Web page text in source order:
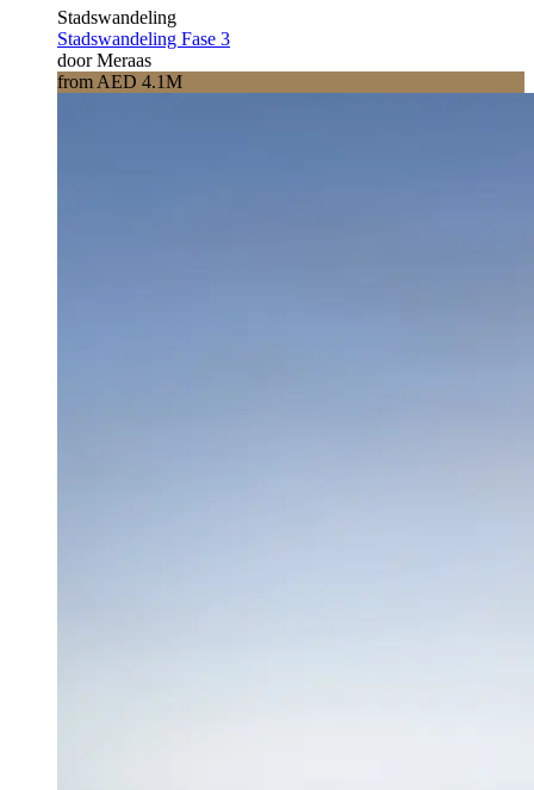
Stadswandeling
Stadswandeling Fase 3
door Meraas
from AED 4.1M